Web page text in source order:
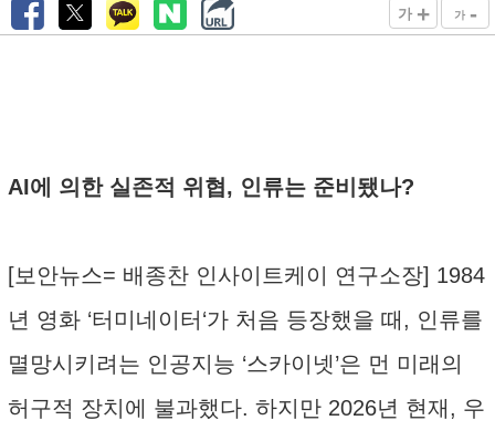
가 + 가 -
AI에 의한 실존적 위협, 인류는 준비됐나?
[보안뉴스= 배종찬 인사이트케이 연구소장] 1984
년 영화 ‘터미네이터‘가 처음 등장했을 때, 인류를
멸망시키려는 인공지능 ‘스카이넷’은 먼 미래의
허구적 장치에 불과했다. 하지만 2026년 현재, 우